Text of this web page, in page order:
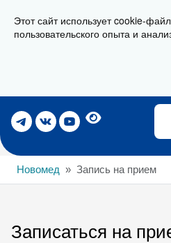
Этот сайт использует cookie-
пользовательского опыта и
г. Новороссийск, ул.
Новомед Запись на прием
Записаться на